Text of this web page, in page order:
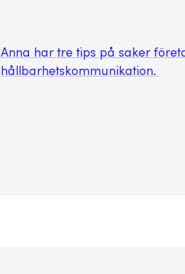
Anna har tre tips på saker
hållbarhetskommunikation.